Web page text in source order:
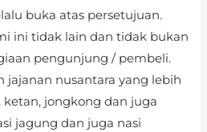
buka atas persetujuan.
ini tidak lain dan tidak bukan
pengunjung / pembeli.
jajanan nusantara yang lebih
ketan, jongkong dan juga
jagung dan juga nasi